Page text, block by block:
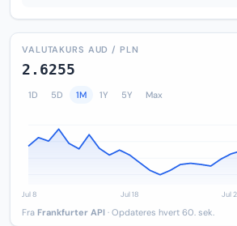
VALUTAKURS AUD / PLN
2.6255
1D 5D 1M 1Y 5Y Max
Fra Frankfurter API · Opdateres hvert 60. sek.